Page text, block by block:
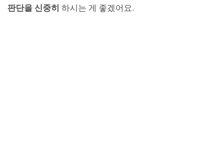
판단을 신중히 하시는 게 좋겠어요.